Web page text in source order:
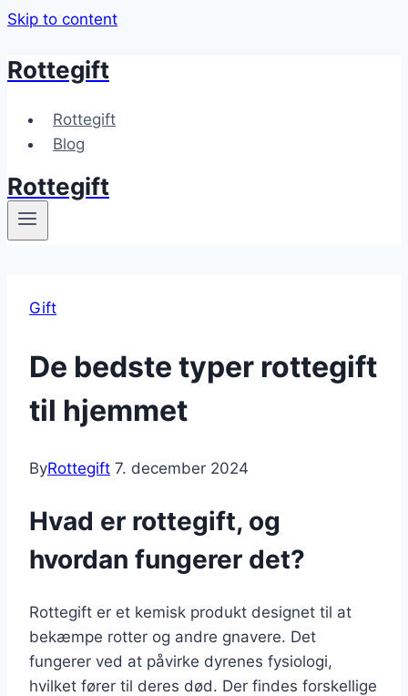
Skip to content
Rottegift
Rottegift
Blog
Rottegift
Gift
De bedste typer rottegift
til hjemmet
ByRottegift 7. december 2024
Hvad er rottegift, og
hvordan fungerer det?
Rottegift er et kemisk produkt designet til at
bekæmpe rotter og andre gnavere. Det
fungerer ved at påvirke dyrenes fysiologi,
hvilket fører til deres død. Der findes forskellige